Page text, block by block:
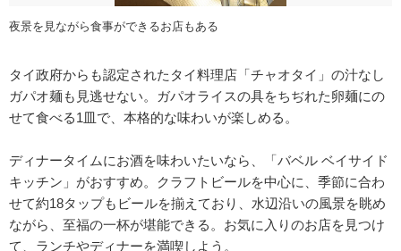
夜景を見ながら食事ができるお店もある
タイ政府からも認定されたタイ料理店「チャオタイ」の汁なし
ガパオ麺も見逃せない。ガパオライスの具をちぢれた卵麺にの
せて食べる1皿で、本格的な味わいが楽しめる。
ディナータイムにお酒を味わいたいなら、「バベル ベイサイド
キッチン」がおすすめ。クラフトビールを中心に、季節に合わ
せて約18タップもビールを揃えており、水辺沿いの風景を眺め
ながら、至福の一杯が堪能できる。お気に入りのお店を見つけ
て、ランチやディナーを満喫しよう。